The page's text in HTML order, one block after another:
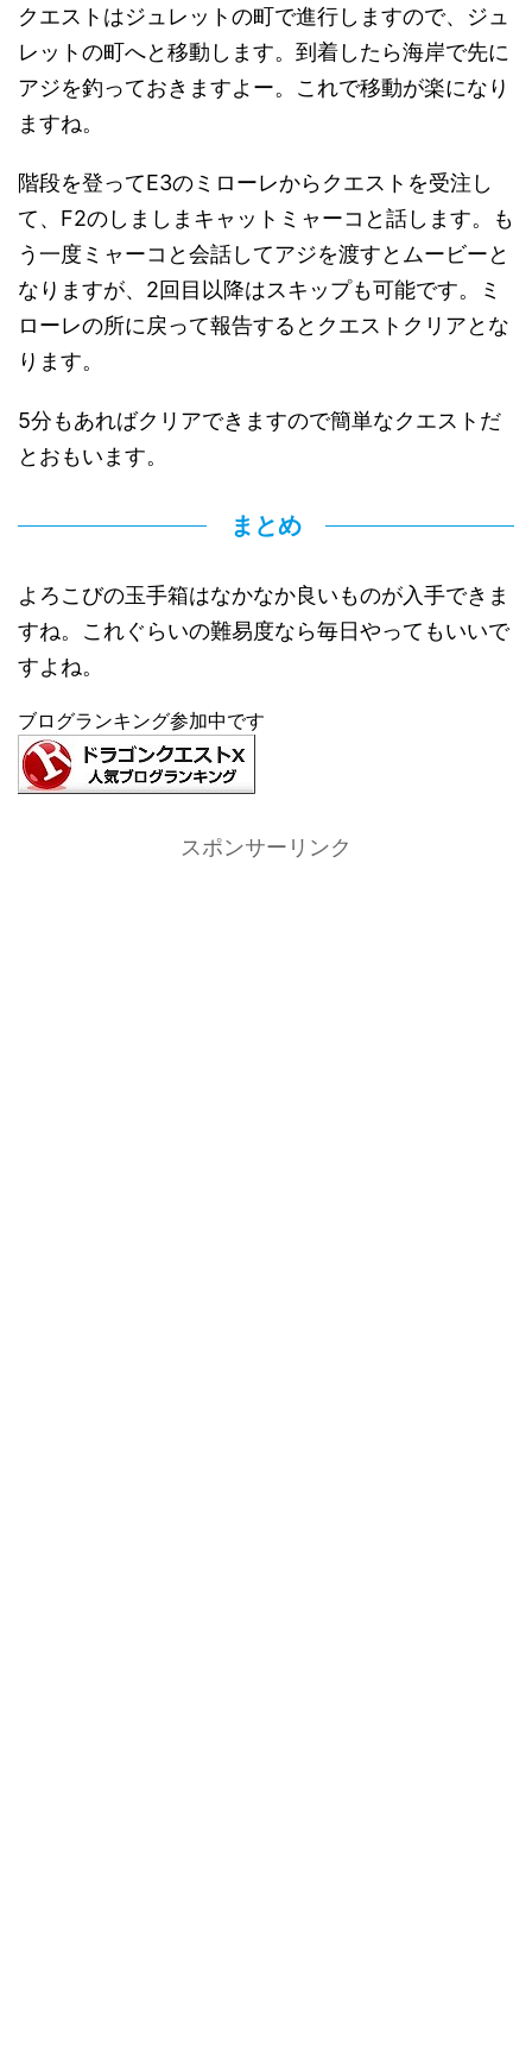
クエストはジュレットの町で進行しますので、ジュ
レットの町へと移動します。到着したら海岸で先に
アジを釣っておきますよー。これで移動が楽になり
ますね。
階段を登ってE3のミローレからクエストを受注し
て、F2のしましまキャットミャーコと話します。も
う一度ミャーコと会話してアジを渡すとムービーと
なりますが、2回目以降はスキップも可能です。ミ
ローレの所に戻って報告するとクエストクリアとな
ります。
5分もあればクリアできますので簡単なクエストだ
とおもいます。
まとめ
よろこびの玉手箱はなかなか良いものが入手できま
すね。これぐらいの難易度なら毎日やってもいいで
すよね。
ブログランキング参加中です
スポンサーリンク